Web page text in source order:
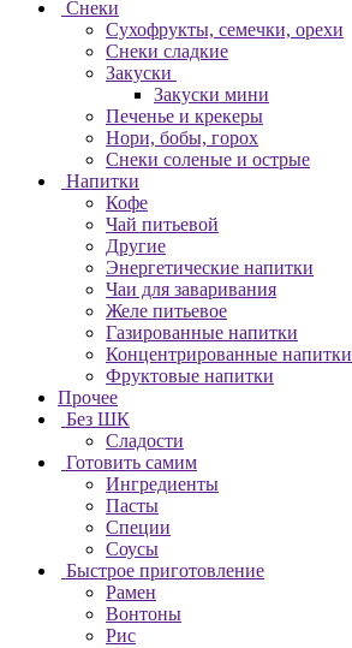
Снеки
Сухофрукты, семечки, орехи
Снеки сладкие
Закуски
Закуски мини
Печенье и крекеры
Нори, бобы, горох
Снеки соленые и острые
Напитки
Кофе
Чай питьевой
Другие
Энергетические напитки
Чаи для заваривания
Желе питьевое
Газированные напитки
Концентрированные напитки
Фруктовые напитки
Прочее
Без ШК
Сладости
Готовить самим
Ингредиенты
Пасты
Специи
Соусы
Быстрое приготовление
Рамен
Вонтоны
Рис